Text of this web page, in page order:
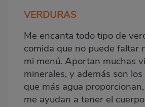
VERDURAS
Me encanta todo tipo de
comida que no puede faltar
mi menú. Aportan muchas
minerales, y además son
que más agua
me ayudan a tener el